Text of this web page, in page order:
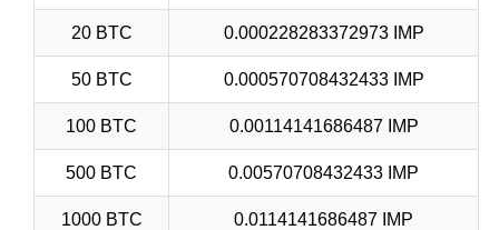
20 BTC 0.000228283372973 IMP
50 BTC 0.000570708432433 IMP
100 BTC 0.00114141686487 IMP
500 BTC 0.00570708432433 IMP
1000 BTC 0.0114141686487 IMP